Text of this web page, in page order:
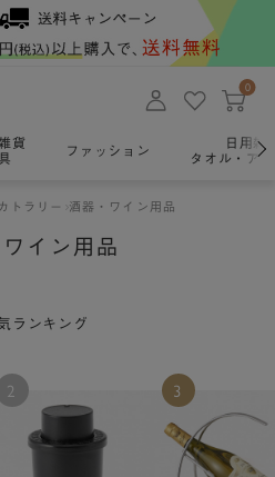
0
貨
ファッション
日用雑
タオル・ア
トラリー 酒器・ワイン用品
イン用品
ランキング
2 3